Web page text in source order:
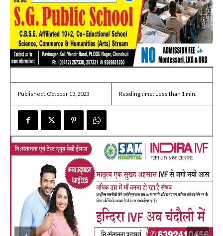
Published: October 13, 2023 Reading time: Less than 1 min.